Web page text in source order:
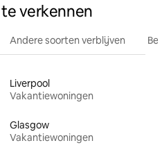
verkennen
Andere soorten verblijven
Liverpool
Vakantiewoningen
Glasgow
Vakantiewoningen